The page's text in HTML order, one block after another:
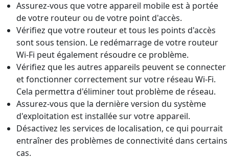
Assurez-vous que votre appareil mobile est à portée
de votre routeur ou de votre point d'accès.
Vérifiez que votre routeur et tous les points d'accès
sont sous tension. Le redémarrage de votre routeur
Wi-Fi peut également résoudre ce problème.
Vérifiez que les autres appareils peuvent se connecter
et fonctionner correctement sur votre réseau Wi-Fi.
Cela permettra d'éliminer tout problème de réseau.
Assurez-vous que la dernière version du système
d'exploitation est installée sur votre appareil.
Désactivez les services de localisation, ce qui pourrait
entraîner des problèmes de connectivité dans certains
cas.